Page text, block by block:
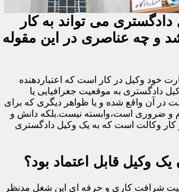
می تواند به کار
و چه عناصری در این مقوله
خود وکیل در کار است که اعتباردهنده
دادگستری به موقعیت جغرافیایی یا
در آن واقع شده و یا ظواهر دیگری که برای
و ضروری است،وابسته نیست.بلکه دانش و
وکالت است که به یک وکیل دادگستری
وکیل قابل اعتماد بود؟
شرافت کاری و حرفه ای این شغل مدنظر